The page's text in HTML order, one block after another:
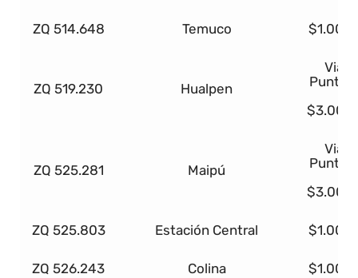
ZQ 514.648 Temuco
ZQ 519.230 Hualpen
Viaje
Punta
ZQ 525.281 Maipú
Viaje
Punta
ZQ 525.803 Estación Central
ZQ 526.243 Colina